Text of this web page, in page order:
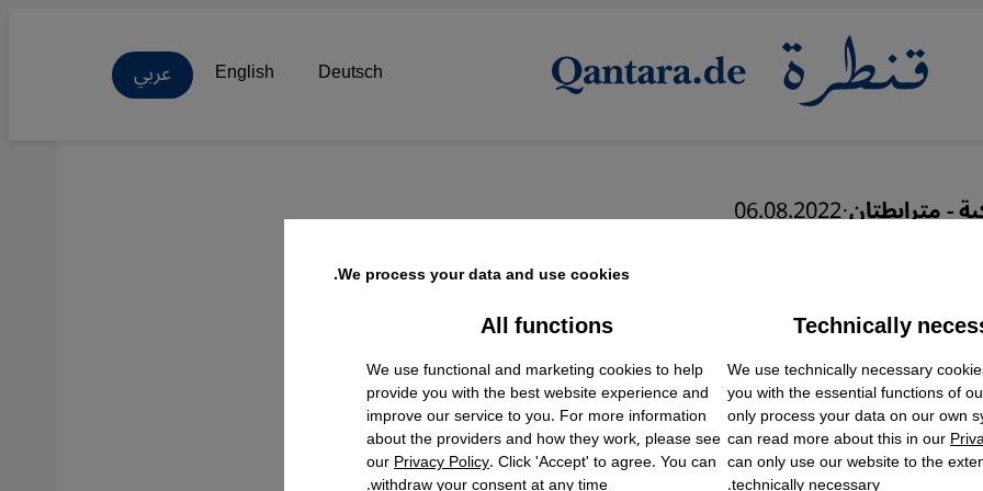
Deutsch
English عربي
- مترابطتان·
06.08.2022
الكوارث - لا تنفك إحداهما عن
English عربي
We process your data and use cookies.
Technically
We use technically necessary
you with the essential functions of
only process your data on our own
can read more about this in our
can only use our website to the
All functions
We use functional and marketing cookies to help
provide you with the best website experience and
improve our service to you. For more information
about the providers and how they work, please see
ourPrivacy Policy. Click 'Accept' to agree. You can
Facebook Embed / Facebook Connect
Twitter Embed
Instagram Embed
Youtube Embed
Google Maps Embed